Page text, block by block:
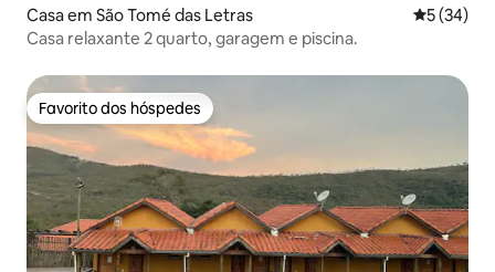
Casa em São Tomé das Letras
5 (34)
Casa relaxante 2 quarto, garagem e piscina.
Favorito dos hóspedes
Favorito dos hóspedes